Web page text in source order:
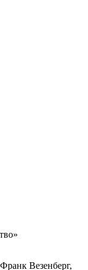
Везенберг,